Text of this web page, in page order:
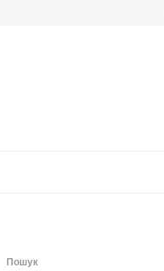
Пошук